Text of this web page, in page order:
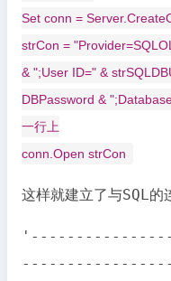
Set conn =
strCon =
& ";User ID=" &
DBPassword &
一行上
conn.Open strCon
这样就建立了与SQL的